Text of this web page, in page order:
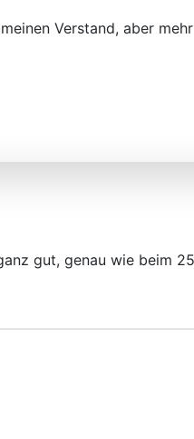
Verstand, aber
gut, genau wie beim